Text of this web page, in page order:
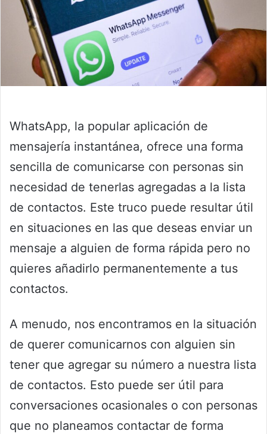
WhatsApp, la popular aplicación de
mensajería instantánea, ofrece una forma
sencilla de comunicarse con personas sin
necesidad de tenerlas agregadas a la lista
de contactos. Este truco puede resultar útil
en situaciones en las que deseas enviar un
mensaje a alguien de forma rápida pero no
quieres añadirlo permanentemente a tus
contactos.
A menudo, nos encontramos en la situación
de querer comunicarnos con alguien sin
tener que agregar su número a nuestra lista
de contactos. Esto puede ser útil para
conversaciones ocasionales o con personas
que no planeamos contactar de forma